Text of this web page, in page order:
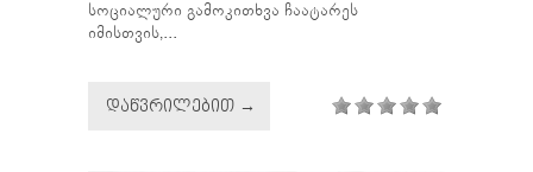
სოციალური გამოკითხვა ჩაატარეს
იმისთვის,...
ᲓᲐᲬᲕᲠᲘᲚᲔᲑᲘᲗ →